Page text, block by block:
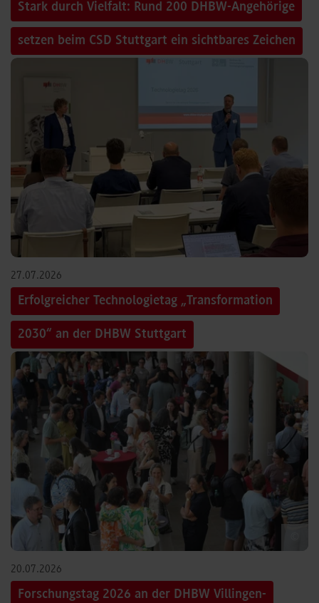
Stark durch Vielfalt: Rund 200 DHBW-Angehörige
setzen beim CSD Stuttgart ein sichtbares Zeichen
27.07.2026
Erfolgreicher Technologietag „Transformation
2030“ an der DHBW Stuttgart
20.07.2026
Forschungstag 2026 an der DHBW Villingen-